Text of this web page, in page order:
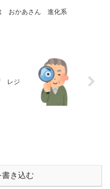
おかあさん 進化系
レジ
書き込む